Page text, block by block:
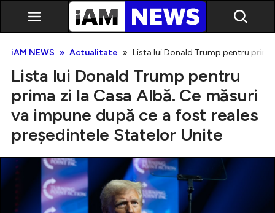
Exclusiv
iAM NEWS Actualitate Lista lui Donald Trump pentru
Lista lui Donald Trump pentru
prima zi la Casa Albă. Ce măsuri
va impune după ce a fost reales
președintele Statelor Unite